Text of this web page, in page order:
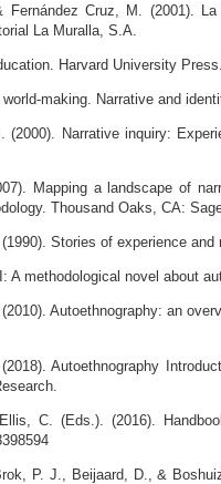
Cruz, M. (2001).
La Muralla, S.A.
Harvard University Press.
making. Narrative and
(2000). Narrative inquiry:
Mapping a landscape of
Thousand Oaks, CA:
Stories of experience
A methodological novel about
Autoethnography: an
Autoethnography
C. (Eds.). (2016).
P. J., Beijaard, D., &